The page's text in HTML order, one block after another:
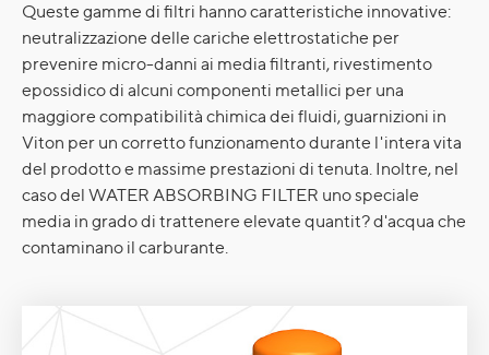
Queste gamme di filtri hanno caratteristiche innovative:
neutralizzazione delle cariche elettrostatiche per
prevenire micro-danni ai media filtranti, rivestimento
epossidico di alcuni componenti metallici per una
maggiore compatibilità chimica dei fluidi, guarnizioni in
Viton per un corretto funzionamento durante l'intera vita
del prodotto e massime prestazioni di tenuta. Inoltre, nel
caso del WATER ABSORBING FILTER uno speciale
media in grado di trattenere elevate quantit? d'acqua che
contaminano il carburante.